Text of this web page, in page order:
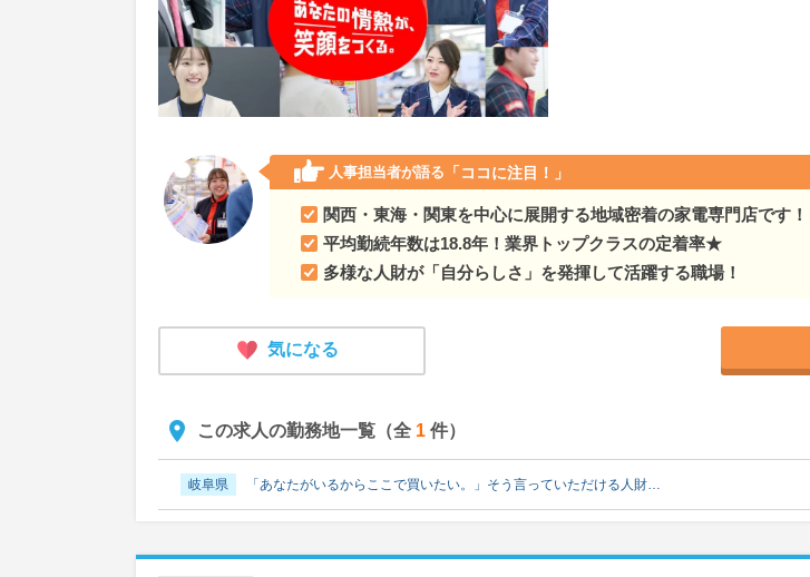
人事担当者が語る 「ココに注目！」
関西・東海・関東を中心に展開する地域密着の家電専門店です！
平均勤続年数は18.8年！業界トップクラスの定着率★
多様な人財が「自分らしさ」を発揮して活躍する職場！
気になる
この求人の勤務地一覧（全 1 件）
岐阜県 「あなたがいるからここで買いたい。」そう言っていただける人財…